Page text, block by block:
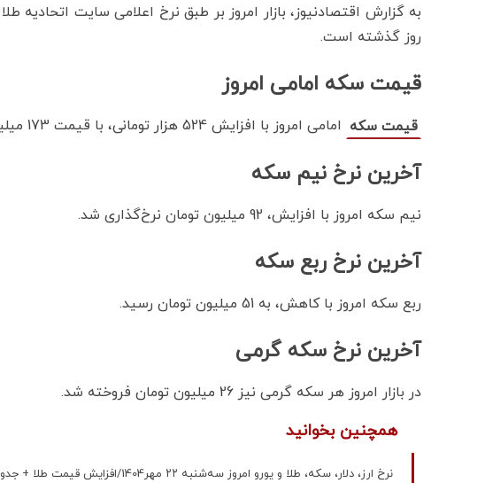
به گزارش اقتصادنیوز، بازار امروز بر طبق نرخ اعلامی سایت اتحادیه
روز گذشته است.
قیمت سکه امامی امروز
قیمت سکه امامی امروز با افزایش 524 هزار تومانی، با قیمت 173 میلیون و 500 هزار تومان معامله شد.
آخرین نرخ نیم سکه
نیم سکه امروز با افزایش، 92 میلیون تومان نرخ‌گذاری شد.
آخرین نرخ ربع سکه
ربع سکه امروز با کاهش، به 51 میلیون تومان رسید.
آخرین نرخ سکه گرمی
در بازار امروز هر سکه گرمی نیز 26 میلیون تومان فروخته شد.
همچنین بخوانید
نرخ ارز، دلار، سکه، طلا و یورو امروز سه‌شنبه ۲۲ مهر1404/افزایش قیمت طلا + جدول